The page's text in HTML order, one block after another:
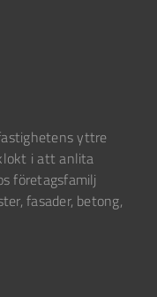
yttre
i att anlita
företagsfamilj
fasader, betong,